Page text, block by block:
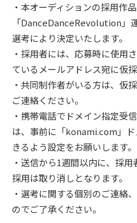
・本オーディションの採用作
「DanceDanceRevolution」
選考により決定いたします。
・採用者には、応募時に使用
ているメールアドレス宛に仮
・共同制作者がいる方は、仮
ご連絡ください。
・携帯電話でドメイン指定受
は、事前に「konami.com」
きるよう設定をお願いします。
・送信から1週間以内に、採
採用は取り消しとなります。
・選考に関する個別のご連絡
のでご了承ください。